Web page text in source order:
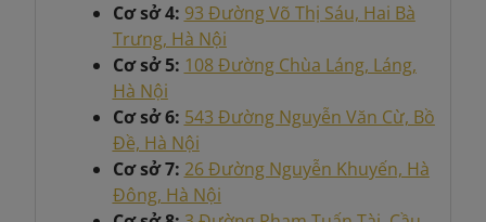
Cơ sở 4: 93 Đường Võ Thị Sáu, Hai Bà
Trưng, Hà Nội
Cơ sở 5: 108 Đường Chùa Láng, Láng,
Hà Nội
Cơ sở 6: 543 Đường Nguyễn Văn Cừ, Bồ
Đề, Hà Nội
Cơ sở 7: 26 Đường Nguyễn Khuyến, Hà
Đông, Hà Nội